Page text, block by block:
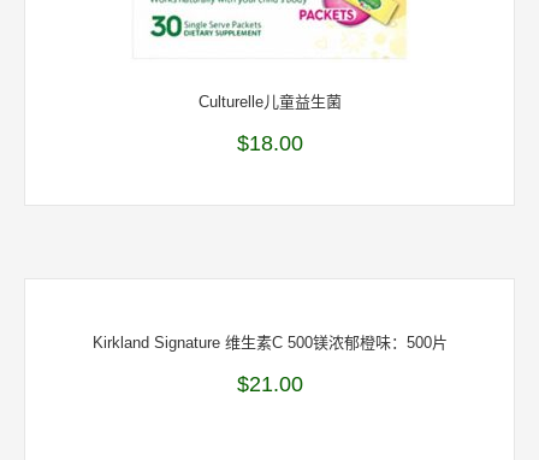
Culturelle儿童益生菌
$18.00
Kirkland Signature 维生素C 500镁浓郁橙味：500片
$21.00